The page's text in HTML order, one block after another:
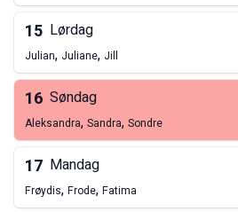
15 Lørdag
Julian, Juliane, Jill
16 Søndag
Aleksandra, Sandra, Sondre
17 Mandag
Frøydis, Frode, Fatima